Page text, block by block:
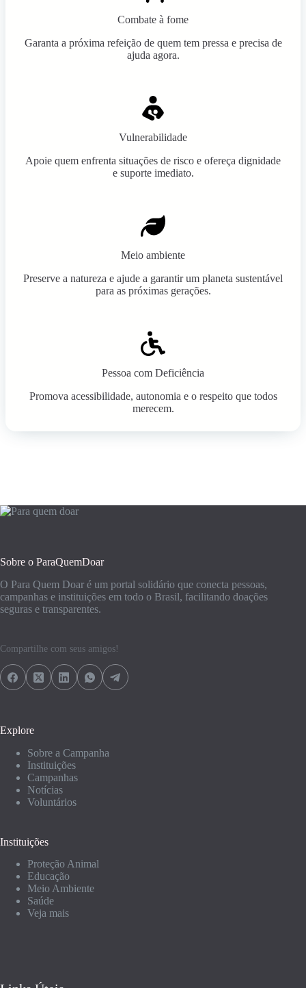
Combate à fome
Garanta a próxima refeição de quem tem pressa e precisa de
ajuda agora.
Vulnerabilidade
Apoie quem enfrenta situações de risco e ofereça dignidade
e suporte imediato.
Meio ambiente
Preserve a natureza e ajude a garantir um planeta sustentável
para as próximas gerações.
Pessoa com Deficiência
Promova acessibilidade, autonomia e o respeito que todos
merecem.
Sobre o ParaQuemDoar
O Para Quem Doar é um portal solidário que conecta pessoas,
campanhas e instituições em todo o Brasil, facilitando doações
seguras e transparentes.
Compartilhe com seus amigos!
Explore
Sobre a Campanha
Instituições
Campanhas
Notícias
Voluntários
Instituições
Proteção Animal
Educação
Meio Ambiente
Saúde
Veja mais